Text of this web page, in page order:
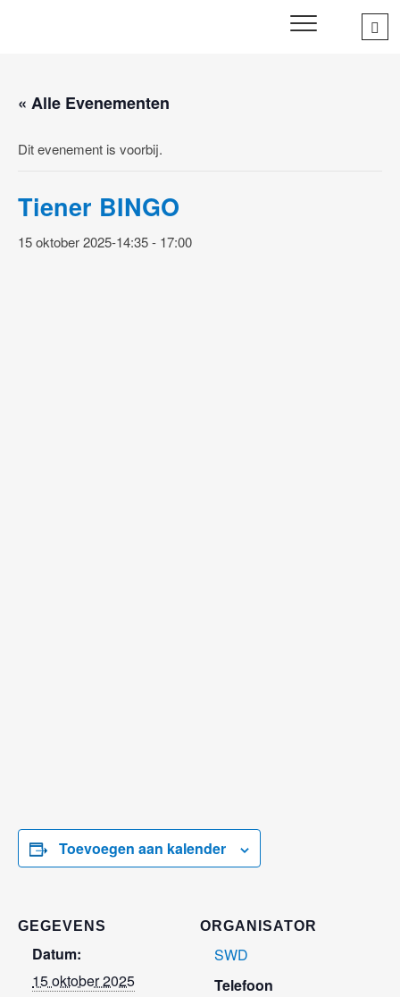
WIJ ZETTEN ONS IN VOOR HET WELZIJN EN VERBINDEN
« Alle Evenementen
Dit evenement is voorbij.
Tiener BINGO
15 oktober 2025-14:35- 17:00
Toevoegen aan kalender
GEGEVENS
Datum:
15 oktober 2025
ORGANISATOR
SWD
Telefoon